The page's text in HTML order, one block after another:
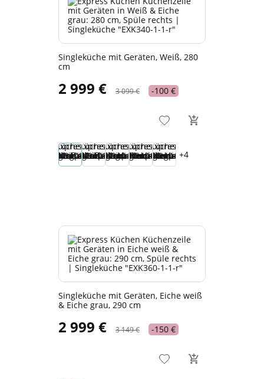
Singleküche mit Geräten, Weiß, 280
cm
2 999 € 3 099 € -100 €
+4
Singleküche mit Geräten, Eiche weiß
& Eiche grau, 290 cm
2 999 € 3 149 € -150 €